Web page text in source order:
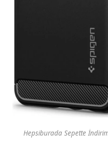
Hepsiburada Sepette